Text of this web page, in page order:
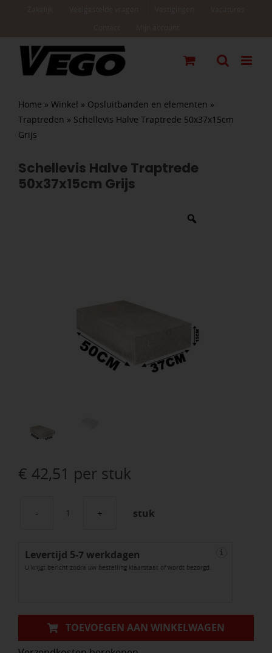
Home » Winkel » Opsluitbanden en elementen »
Traptreden » Schellevis Halve Traptrede 50x37x15cm
Grijs
Schellevis Halve Traptrede
50x37x15cm Grijs
€ 42,51 per stuk
Schellevis
Traptrede
50x37x15cm
stuk
Levertijd 5-7 werkdagen
U krijgt bericht zodra uw bestelling klaarstaat of wordt bezorgd.
i
TOEVOEGEN AAN WINKELWAGEN